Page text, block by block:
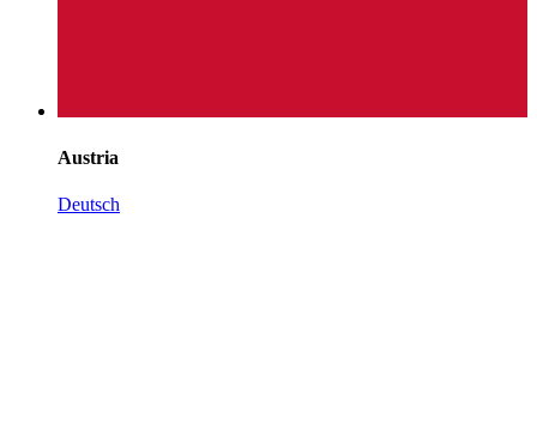
Austria
Deutsch